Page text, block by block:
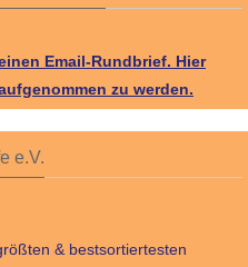
Email-Rundbrief. Hier
zu werden.
e.V.
& bestsortiertesten